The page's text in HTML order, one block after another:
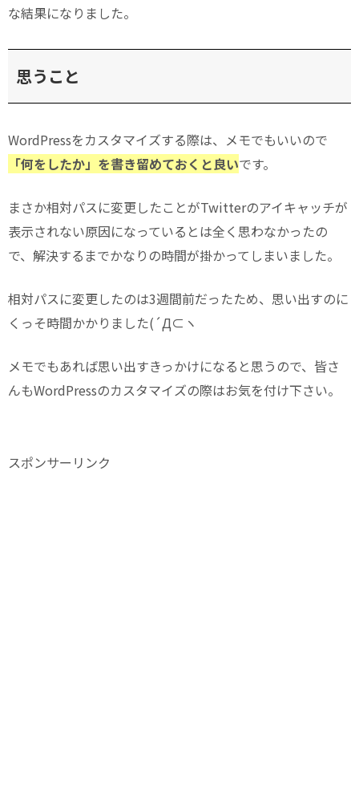
な結果になりました。
思うこと
WordPressをカスタマイズする際は、メモでもいいので
「何をしたか」を書き留めておくと良いです。
まさか相対パスに変更したことがTwitterのアイキャッチが
表示されない原因になっているとは全く思わなかったの
で、解決するまでかなりの時間が掛かってしまいました。
相対パスに変更したのは3週間前だったため、思い出すのに
くっそ時間かかりました(´Д⊂ヽ
メモでもあれば思い出すきっかけになると思うので、皆さ
んもWordPressのカスタマイズの際はお気を付け下さい。
スポンサーリンク